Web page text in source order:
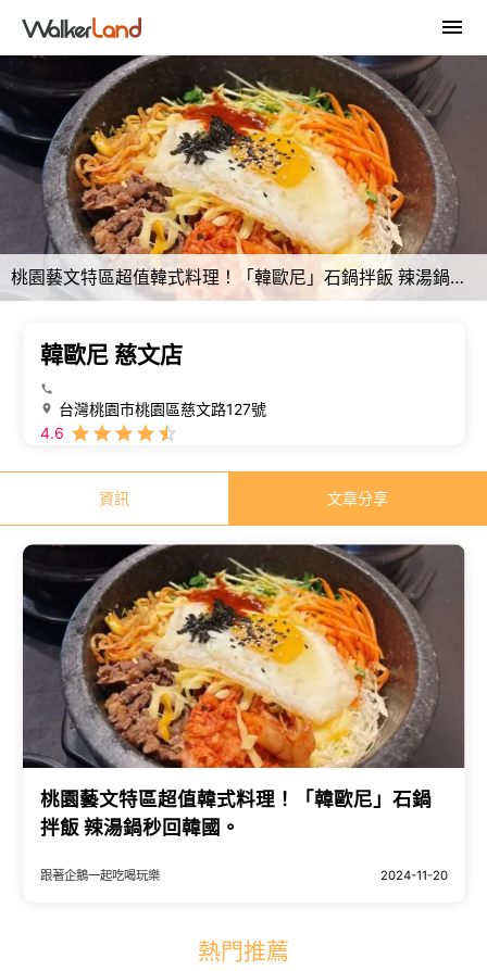
桃園藝文特區超值韓式料理！「韓歐尼」石鍋拌飯 辣湯鍋秒回韓國。
韓歐尼 慈文店
台灣桃園市桃園區慈文路127號
4.6
資訊 文章分享
桃園藝文特區超值韓式料理！「韓歐尼」石鍋
拌飯 辣湯鍋秒回韓國。
跟著企鵝一起吃喝玩樂 2024-11-20
熱門推薦